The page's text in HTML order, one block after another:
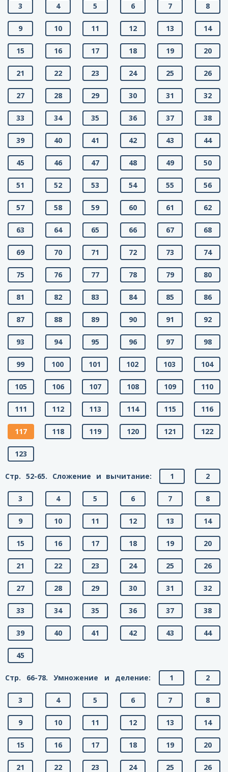
3 4 5 6 7 8
9 10 11 12 13 14
15 16 17 18 19 20
21 22 23 24 25 26
27 28 29 30 31 32
33 34 35 36 37 38
39 40 41 42 43 44
45 46 47 48 49 50
51 52 53 54 55 56
57 58 59 60 61 62
63 64 65 66 67 68
69 70 71 72 73 74
75 76 77 78 79 80
81 82 83 84 85 86
87 88 89 90 91 92
93 94 95 96 97 98
99 100 101 102 103 104
105 106 107 108 109 110
111 112 113 114 115 116
117 118 119 120 121 122
123
Стр. 52-65. Сложение и вычитание: 1 2
3 4 5 6 7 8
9 10 11 12 13 14
15 16 17 18 19 20
21 22 23 24 25 26
27 28 29 30 31 32
33 34 35 36 37 38
39 40 41 42 43 44
45
Стр. 66-78. Умножение и деление: 1 2
3 4 5 6 7 8
9 10 11 12 13 14
15 16 17 18 19 20
21 22 23 24 25 26